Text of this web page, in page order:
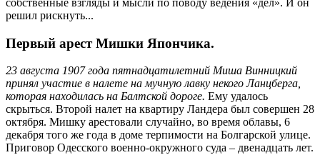
решил рискнуть...
Первый арест Мишки Япончика.
23 августа 1907 года пятнадцатилетний Миша Винницкий
принял участие в налете на мучную лавку некого Ланцберга,
которая находилась на Балтской дороге. Ему удалось
скрыться. Второй налет на квартиру Ландера был совершен 28
октября. Мишку арестовали случайно, во время облавы, 6
декабря того же года в доме терпимости на Болгарской улице.
Приговор Одесского военно-окружного суда – двенадцать лет.